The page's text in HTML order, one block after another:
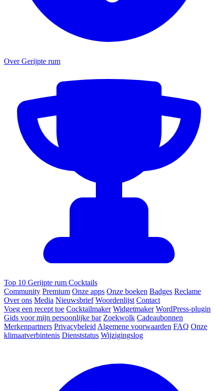
Over Gerijpte rum
Top 10 Gerijpte rum Cocktails
Community Premium Onze apps Onze boeken Badges Reclame
Over ons Media Nieuwsbrief Woordenlijst Contact
Voeg een recept toe Cocktailmaker Widgetmaker WordPress-plugin
Gids voor mijn persoonlijke bar Zoekwolk Cadeaubonnen
Merkenpartners Privacybeleid Algemene voorwaarden FAQ Onze
klimaatverbintenis Dienststatus Wijzigingslog